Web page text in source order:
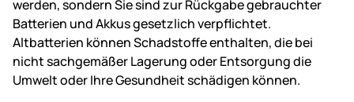
werden, sondern Sie sind zur Rückgabe gebrauchter
Batterien und Akkus gesetzlich verpflichtet.
Altbatterien können Schadstoffe enthalten, die bei
nicht sachgemäßer Lagerung oder Entsorgung die
Umwelt oder Ihre Gesundheit schädigen können.